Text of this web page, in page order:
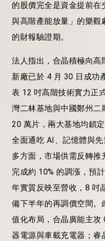
的股價完全是資金提前
與高階產能放量」的樂觀
的財報驗證期。
法人指出，合晶積極向高
新廠已於 4 月 30 日成功
表 12 吋高階技術實力正
灣二林基地與中國鄭州二
20 萬片，兩大基地均鎖
全面通吃 AI、記憶體與
多方面，市場供需反轉推
完成約 10% 的調漲，預
年實質反映至營收，8 吋
備下半年的再調價空間。
值化布局，合晶廣能主攻
器電源與車載充電器；睿